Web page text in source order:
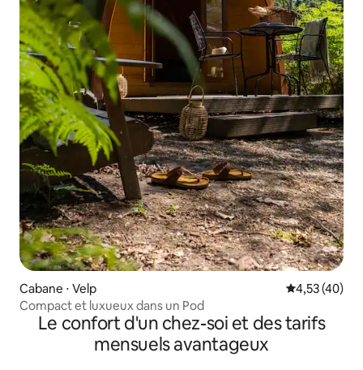
Cabane ⋅ Velp Évaluation
4,53 (40)
Compact et luxueux dans un Pod
Le confort d'un chez-soi et des tarifs
mensuels avantageux